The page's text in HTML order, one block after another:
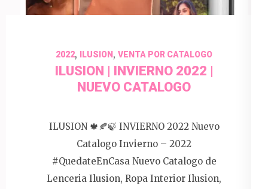
2022, ILUSION , VENTA POR CATALOGO
ILUSION | INVIERNO 2022 |
NUEVO CATALOGO
ILUSION 🍁🍂🍃 INVIERNO 2022 Nuevo
Catalogo Invierno – 2022
#QuedateEnCasa Nuevo Catalogo de
Lenceria Ilusion, Ropa Interior Ilusion,